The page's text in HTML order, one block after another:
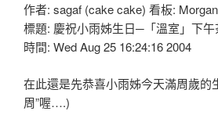
作者: sagaf (cake cake) 看板: Morgan
標題: 慶祝小雨姊生日─「溫室」下
時間: Wed Aug 25 16:24:16 2004
在此還是先恭喜小雨姊今天滿周歲的
周”喔….)